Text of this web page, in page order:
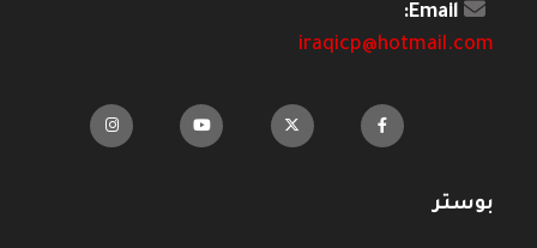
Email:
iraqicp@hotmail.com
بوستر